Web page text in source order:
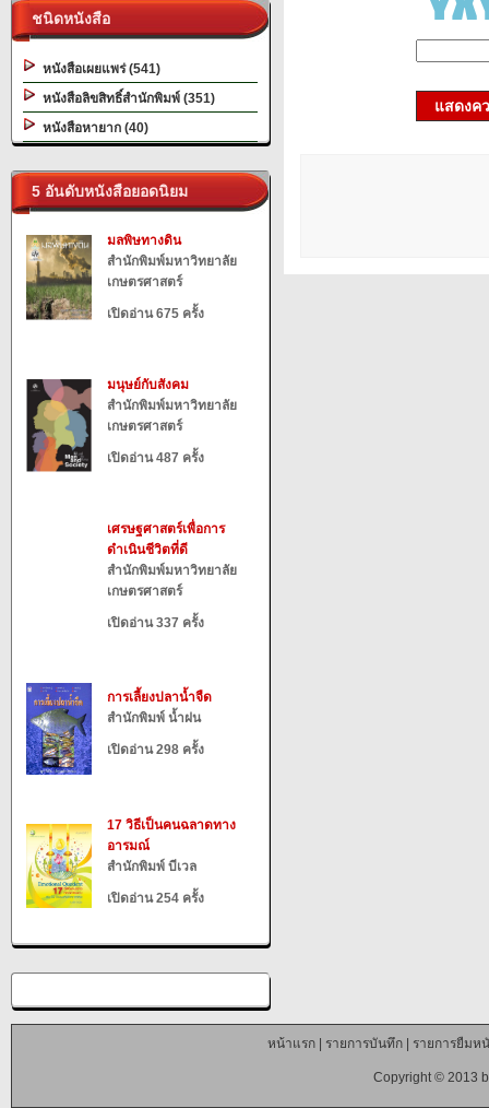
ชนิดหนังสือ
หนังสือเผยแพร่ (541)
หนังสือลิขสิทธิ์สำนักพิมพ์ (351)
หนังสือหายาก (40)
5 อันดับหนังสือยอดนิยม
มลพิษทางดิน
สำนักพิมพ์มหาวิทยาลัย
เกษตรศาสตร์
เปิดอ่าน 675 ครั้ง
มนุษย์กับสังคม
สำนักพิมพ์มหาวิทยาลัย
เกษตรศาสตร์
เปิดอ่าน 487 ครั้ง
เศรษฐศาสตร์เพื่อการ
ดำเนินชีวิตที่ดี
สำนักพิมพ์มหาวิทยาลัย
เกษตรศาสตร์
เปิดอ่าน 337 ครั้ง
การเลี้ยงปลาน้ำจืด
สำนักพิมพ์ น้ำฝน
เปิดอ่าน 298 ครั้ง
17 วิธีเป็นคนฉลาดทาง
อารมณ์
สำนักพิมพ์ บีเวล
เปิดอ่าน 254 ครั้ง
แสดงค
หน้าแรก| รายการบันทึก| รายการยืมห
Copyright © 2013